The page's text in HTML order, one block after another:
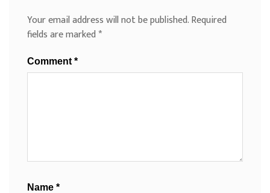
Your email address will not be published.Required
fields are marked*
Comment *
Name *